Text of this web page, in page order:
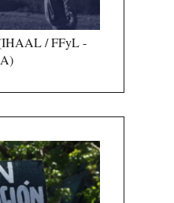
/ FFyL -